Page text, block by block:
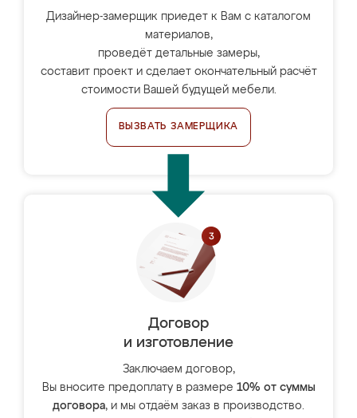
Дизайнер-замерщик приедет к Вам с каталогом
материалов,
проведёт детальные замеры,
составит проект и сделает окончательный расчёт
стоимости Вашей будущей мебели.
ВЫЗВАТЬ ЗАМЕРЩИКА
Договор
и изготовление
Заключаем договор,
Вы вносите предоплату в размере 10% от суммы
договора, и мы отдаём заказ в производство.